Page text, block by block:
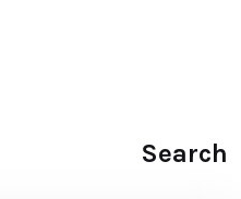
Search